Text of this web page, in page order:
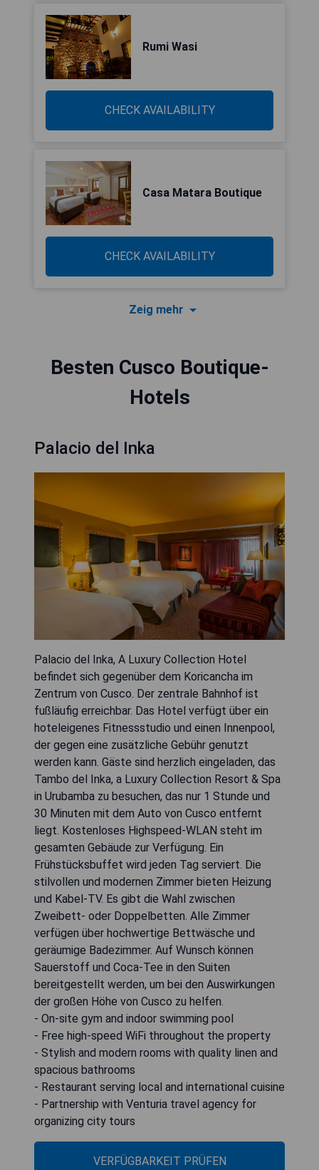
Rumi Wasi
CHECK AVAILABILITY
Casa Matara Boutique
CHECK AVAILABILITY
Zeig mehr
Besten Cusco Boutique-
Hotels
Palacio del Inka
Palacio del Inka, A Luxury Collection Hotel
befindet sich gegenüber dem Koricancha im
Zentrum von Cusco. Der zentrale Bahnhof ist
fußläufig erreichbar. Das Hotel verfügt über ein
hoteleigenes Fitnessstudio und einen Innenpool,
der gegen eine zusätzliche Gebühr genutzt
werden kann. Gäste sind herzlich eingeladen, das
Tambo del Inka, a Luxury Collection Resort & Spa
in Urubamba zu besuchen, das nur 1 Stunde und
30 Minuten mit dem Auto von Cusco entfernt
liegt. Kostenloses Highspeed-WLAN steht im
gesamten Gebäude zur Verfügung. Ein
Frühstücksbuffet wird jeden Tag serviert. Die
stilvollen und modernen Zimmer bieten Heizung
und Kabel-TV. Es gibt die Wahl zwischen
Zweibett- oder Doppelbetten. Alle Zimmer
verfügen über hochwertige Bettwäsche und
geräumige Badezimmer. Auf Wunsch können
Sauerstoff und Coca-Tee in den Suiten
bereitgestellt werden, um bei den Auswirkungen
der großen Höhe von Cusco zu helfen.
- On-site gym and indoor swimming pool
- Free high-speed WiFi throughout the property
- Stylish and modern rooms with quality linen and
spacious bathrooms
- Restaurant serving local and international cuisine
- Partnership with Venturia travel agency for
organizing city tours
VERFÜGBARKEIT PRÜFEN